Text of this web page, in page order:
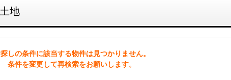
地
しの条件に該当する物件は見つかりません。
条件を変更して再検索をお願いします。